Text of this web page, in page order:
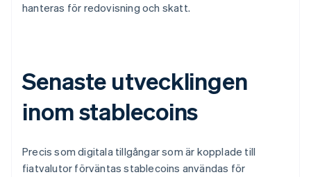
hanteras för redovisning och skatt.
Senaste utvecklingen
inom stablecoins
Precis som digitala tillgångar som är kopplade till
fiatvalutor förväntas stablecoins användas för